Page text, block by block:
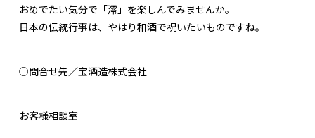
おめでたい気分で「澪」を楽しんでみませんか。
日本の伝統行事は、やはり和酒で祝いたいものですね。
○問合せ先／宝酒造株式会社
お客様相談室